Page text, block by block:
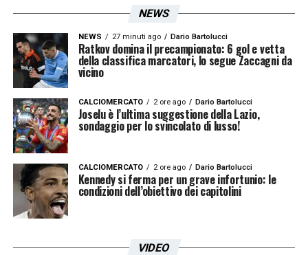
NEWS
NEWS 27 minuti ago Dario Bartolucci
Ratkov domina il precampionato: 6 gol e vetta
della classifica marcatori, lo segue Zaccagni da
vicino
CALCIOMERCATO 2 ore ago Dario Bartolucci
Joselu è l’ultima suggestione della Lazio,
sondaggio per lo svincolato di lusso!
CALCIOMERCATO 2 ore ago Dario Bartolucci
Kennedy si ferma per un grave infortunio: le
condizioni dell’obiettivo dei capitolini
VIDEO